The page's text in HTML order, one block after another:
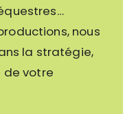
nous
la stratégie,
votre